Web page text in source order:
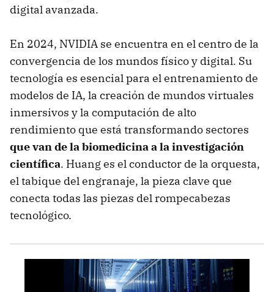
digital avanzada.
En 2024, NVIDIA se encuentra en el centro de la
convergencia de los mundos físico y digital. Su
tecnología es esencial para el entrenamiento de
modelos de IA, la creación de mundos virtuales
inmersivos y la computación de alto
rendimiento que está transformando sectores
que van de la biomedicina a la investigación
científica. Huang es el conductor de la orquesta,
el tabique del engranaje, la pieza clave que
conecta todas las piezas del rompecabezas
tecnológico.